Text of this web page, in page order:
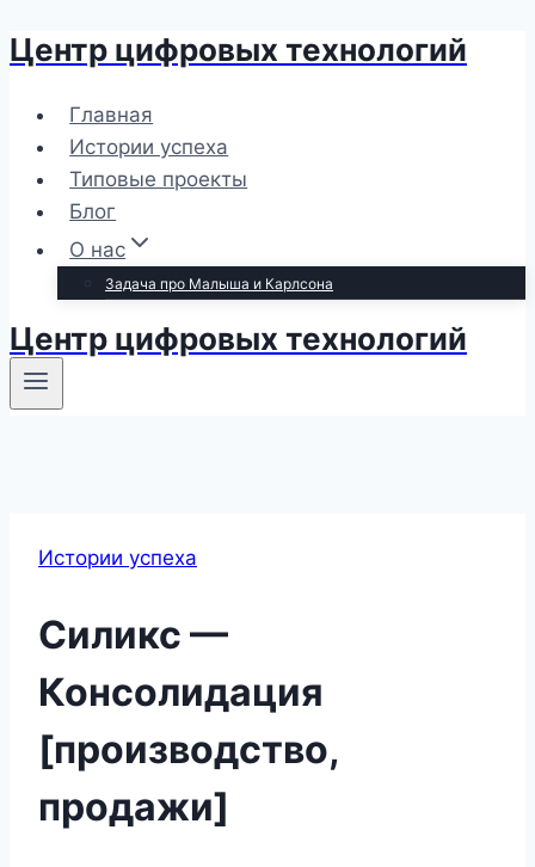
Перейти
содержимому
Центр цифровых технологий
Главная
Истории успеха
Типовые проекты
Блог
О нас
Задача про Малыша и Карлсона
Центр цифровых технологий
Истории успеха
Силикс —
Консолидация
[производство,
продажи]